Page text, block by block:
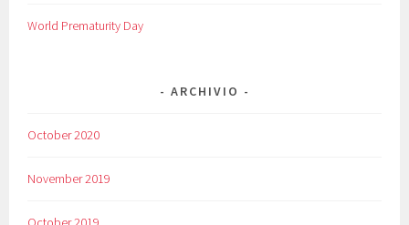
World Prematurity Day
ARCHIVIO
October 2020
November 2019